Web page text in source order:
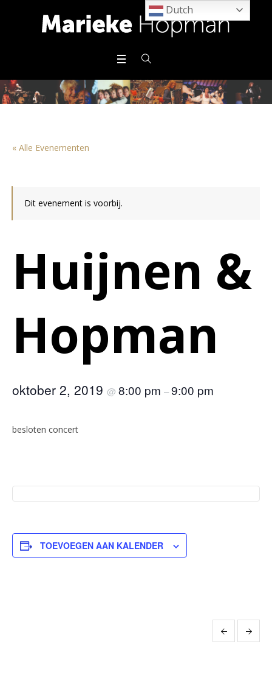
« Alle Evenementen
Dit evenement is voorbij.
Huijnen &
Hopman
oktober 2, 2019 @ 8:00 pm –9:00 pm
besloten concert
TOEVOEGEN AAN KALENDER
Dutch